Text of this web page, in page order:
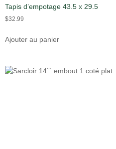
Tapis d’empotage 43.5 x 29.5
$32.99
Ajouter au panier